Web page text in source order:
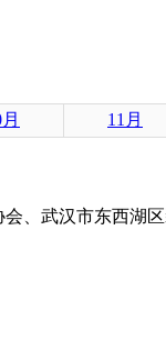
11月
、武汉市东西湖